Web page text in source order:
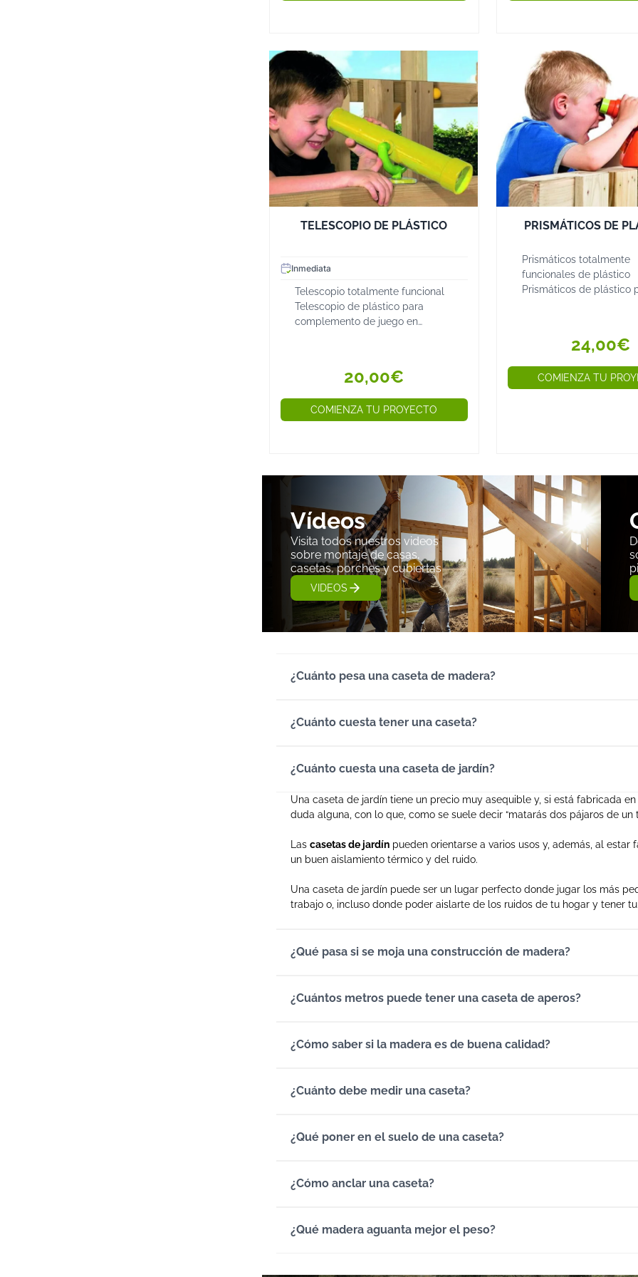
Ideales para estimular la
Cómo Elegir el Mejor
Para seleccionar el
factores esenciales.
1. Edad de los Niños
Elige un columpio
opta por asientos con
elegir modelos con
Mide el área donde
3. Tipo de Madera y
Opta por maderas
Verifica que el columpio
estables. Además, es
infantil.
Para garantizar la
fundamental seguir ciertas
1. Aplicación de Tratamientos
Cada 1-2 años, aplica
protejan de la humedad y
2. Inspección Regular de la
Revisa periódicamente los
que están en buen estado.
Limpia la madera con un
Si vives en una zona con
5. Verificación de las Cuerdas
reemplázalas si muestran
desean ofrecer a los más
los convierten en una
Explora nuestra selección
calidez y seguridad de la
TELESCOPIO DE PLÁSTICO
Inmediata
Telescopio totalmente funcional
Telescopio de plástico para
complemento de juego en
20,00€
COMIENZA TU PROYECTO
PRISMÁTICOS DE
Prismáticos totalmente
funcionales de plástico
Prismáticos de plástico
24,00€
COMIENZA TU
Vídeos
Visita todos nuestros videos
sobre montaje de casas,
casetas, porches y cubiertas
VIDEOS
¿Cuánto pesa una caseta de madera?
¿Cuánto cuesta tener una caseta?
¿Cuánto cuesta una caseta de jardín?
Una caseta de jardín tiene un precio muy asequible y, si está fabricada
duda alguna, con lo que, como se suele decir “matarás dos pájaros de un
Las casetas de jardín pueden orientarse a varios usos y, además, al
un buen aislamiento térmico y del ruido.
Una caseta de jardín puede ser un lugar perfecto donde jugar los más
trabajo o, incluso donde poder aislarte de los ruidos de tu hogar y tener
¿Qué pasa si se moja una construcción de madera?
¿Cuántos metros puede tener una caseta de aperos?
¿Cómo saber si la madera es de buena calidad?
¿Cuánto debe medir una caseta?
¿Qué poner en el suelo de una caseta?
¿Cómo anclar una caseta?
¿Qué madera aguanta mejor el peso?